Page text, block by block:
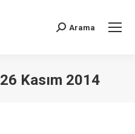
Arama
26 Kasım 2014